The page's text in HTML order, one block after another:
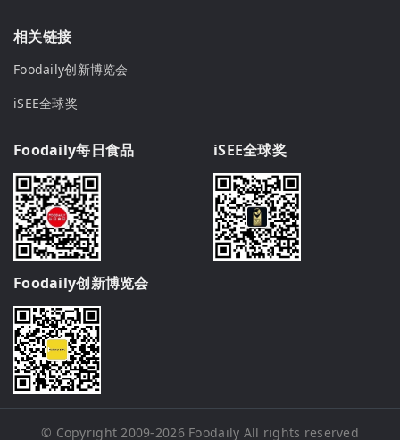
相关链接
Foodaily创新博览会
iSEE全球奖
Foodaily每日食品 iSEE全球奖
Foodaily创新博览会
© Copyright 2009-2026 Foodaily All rights reserved